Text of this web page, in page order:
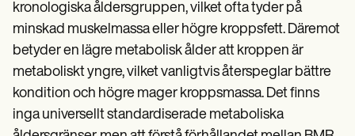
kronologiska åldersgruppen, vilket ofta tyder på
minskad muskelmassa eller högre kroppsfett. Däremot
betyder en lägre metabolisk ålder att kroppen är
metaboliskt yngre, vilket vanligtvis återspeglar bättre
kondition och högre mager kroppsmassa. Det finns
inga universellt standardiserade metaboliska